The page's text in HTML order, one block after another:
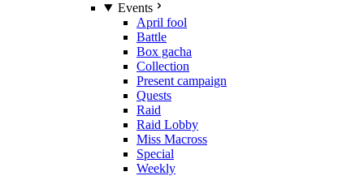
Events
April fool
Battle
Box gacha
Collection
Present campaign
Quests
Raid
Raid Lobby
Miss Macross
Special
Weekly